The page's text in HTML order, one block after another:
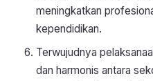
meningkatkan
kependidikan.
Terwujudnya
dan harmonis antara